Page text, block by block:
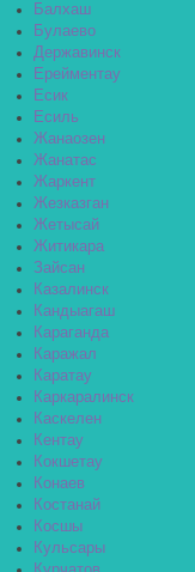
Балхаш
Булаево
Державинск
Ерейментау
Есик
Есиль
Жанаозен
Жанатас
Жаркент
Жезказган
Жетысай
Житикара
Зайсан
Казалинск
Кандыагаш
Караганда
Каражал
Каратау
Каркаралинск
Каскелен
Кентау
Кокшетау
Конаев
Костанай
Косшы
Кульсары